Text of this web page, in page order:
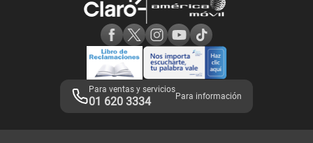
Adquirientes iPhone 6, 6S y SE
Mensaje de Seguridad
Términos y Condiciones de Tienda Claro
Libro de Reclamaciones
Legales de marketplace
Para ventas y servicios
01 620 3334 Para información